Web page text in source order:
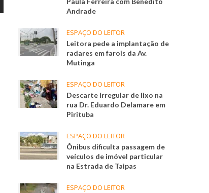
Andrade
ESPAÇO DO LEITOR
Leitora pede a implantação de
radares em farois da Av.
Mutinga
ESPAÇO DO LEITOR
Descarte irregular de lixo na
rua Dr. Eduardo Delamare em
Pirituba
ESPAÇO DO LEITOR
Ônibus dificulta passagem de
veículos de imóvel particular
na Estrada de Taipas
ESPAÇO DO LEITOR